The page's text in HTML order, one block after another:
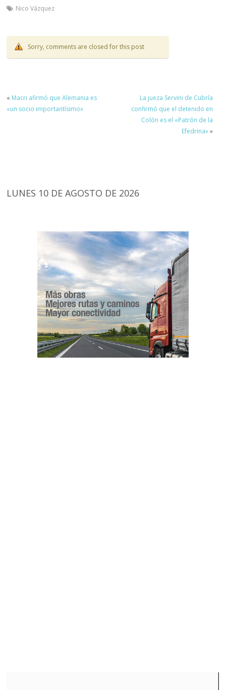
Nico Vázquez
Sorry, comments are closed for this post
« Macri afirmó que Alemania es
«un socio importantísimo»
La jueza Servini de Cubría
confirmó que el detenido en
Colón es el «Patrón de la
Efedrina»»
LUNES 10 DE AGOSTO DE 2026